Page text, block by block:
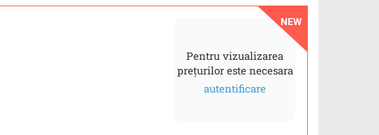
NEW
Pentru vizualizarea
prețurilor este necesara
autentificare